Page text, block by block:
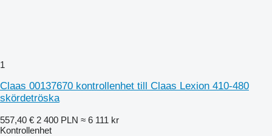
1
Claas 00137670 kontrollenhet till Claas Lexion 410-480
skördetröska
557,40 € 2 400 PLN ≈ 6 111 kr
Kontrollenhet